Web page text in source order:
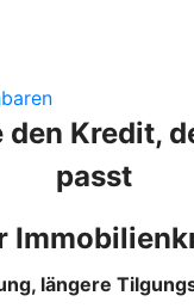
den Kredit,
passt
längere